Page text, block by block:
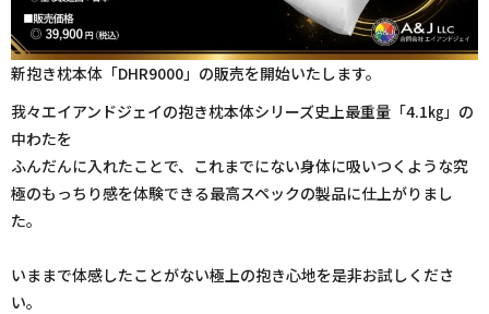
新抱き枕本体「DHR9000」の販売を開始いたします。
我々エイアンドジェイの抱き枕本体シリーズ史上最重量「4.1㎏」の
中わたを
ふんだんに入れたことで、これまでにない身体に吸いつくような究
極のもっちり感を体験できる最高スペックの製品に仕上がりまし
た。
いままで体感したことがない極上の抱き心地を是非お試しくださ
い。